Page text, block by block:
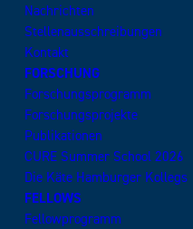
Nachrichten
Stellenausschreibungen
Kontakt
FORSCHUNG
Forschungsprogramm
Forschungsprojekte
Publikationen
CURE Summer School 2026
Die Käte Hamburger Kollegs
FELLOWS
Fellowprogramm